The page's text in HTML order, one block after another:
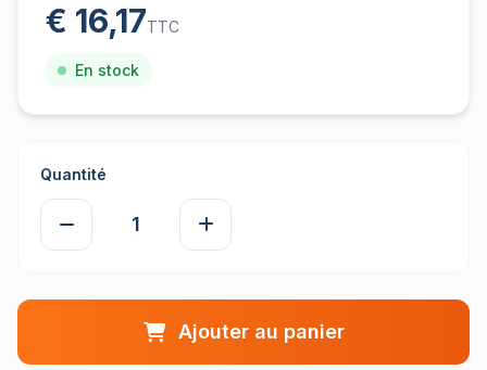
€ 16,17TTC
En stock
Quantité
Ajouter au panier